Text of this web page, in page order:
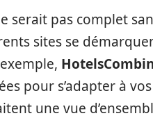
serait pas complet
sites se
pour s’adapter à
une vue